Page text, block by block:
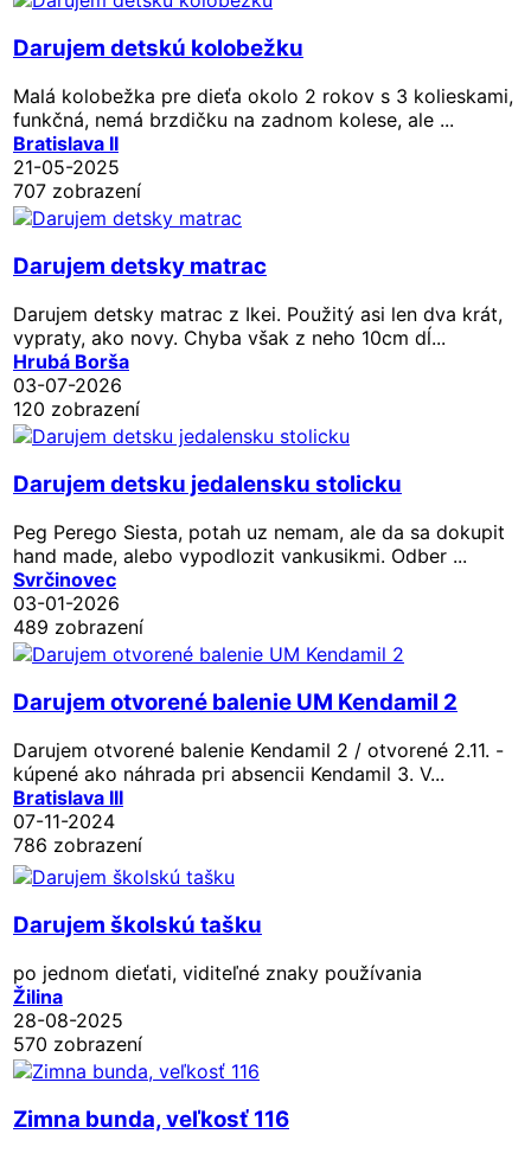
Darujem detskú kolobežku
Malá kolobežka pre dieťa okolo 2 rokov s 3 kolieskami,
funkčná, nemá brzdičku na zadnom kolese, ale ...
Bratislava II
21-05-2025
707 zobrazení
Darujem detsky matrac
Darujem detsky matrac z Ikei. Použitý asi len dva krát,
vypraty, ako novy. Chyba však z neho 10cm dĺ...
Hrubá Borša
03-07-2026
120 zobrazení
Darujem detsku jedalensku stolicku
Peg Perego Siesta, potah uz nemam, ale da sa dokupit
hand made, alebo vypodlozit vankusikmi. Odber ...
Svrčinovec
03-01-2026
489 zobrazení
Darujem otvorené balenie UM Kendamil 2
Darujem otvorené balenie Kendamil 2 / otvorené 2.11. -
kúpené ako náhrada pri absencii Kendamil 3. V...
Bratislava III
07-11-2024
786 zobrazení
Darujem školskú tašku
po jednom dieťati, viditeľné znaky používania
Žilina
28-08-2025
570 zobrazení
Zimna bunda, veľkosť 116